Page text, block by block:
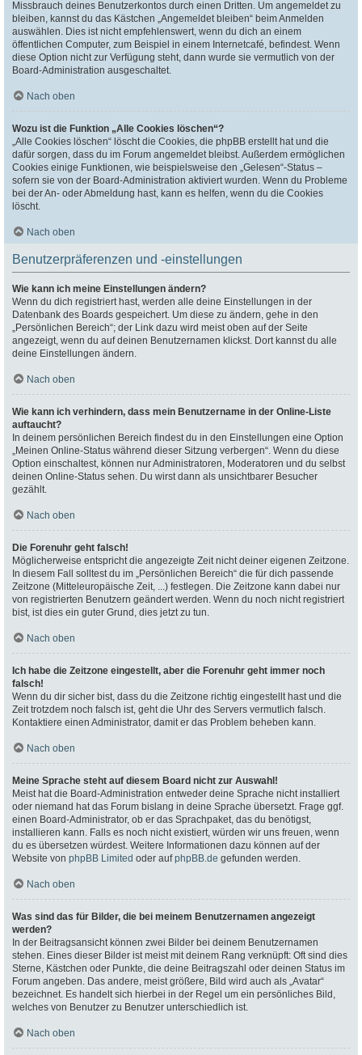
Missbrauch deines Benutzerkontos durch einen Dritten. Um angemeldet zu
bleiben, kannst du das Kästchen „Angemeldet bleiben“ beim Anmelden
auswählen. Dies ist nicht empfehlenswert, wenn du dich an einem
öffentlichen Computer, zum Beispiel in einem Internetcafé, befindest. Wenn
diese Option nicht zur Verfügung steht, dann wurde sie vermutlich von der
Board-Administration ausgeschaltet.
Nach oben
Wozu ist die Funktion „Alle Cookies löschen“?
„Alle Cookies löschen“ löscht die Cookies, die phpBB erstellt hat und die
dafür sorgen, dass du im Forum angemeldet bleibst. Außerdem ermöglichen
Cookies einige Funktionen, wie beispielsweise den „Gelesen“-Status –
sofern sie von der Board-Administration aktiviert wurden. Wenn du Probleme
bei der An- oder Abmeldung hast, kann es helfen, wenn du die Cookies
löscht.
Nach oben
Benutzerpräferenzen und -einstellungen
Wie kann ich meine Einstellungen ändern?
Wenn du dich registriert hast, werden alle deine Einstellungen in der
Datenbank des Boards gespeichert. Um diese zu ändern, gehe in den
„Persönlichen Bereich“; der Link dazu wird meist oben auf der Seite
angezeigt, wenn du auf deinen Benutzernamen klickst. Dort kannst du alle
deine Einstellungen ändern.
Nach oben
Wie kann ich verhindern, dass mein Benutzername in der Online-Liste
auftaucht?
In deinem persönlichen Bereich findest du in den Einstellungen eine Option
„Meinen Online-Status während dieser Sitzung verbergen“. Wenn du diese
Option einschaltest, können nur Administratoren, Moderatoren und du selbst
deinen Online-Status sehen. Du wirst dann als unsichtbarer Besucher
gezählt.
Nach oben
Die Forenuhr geht falsch!
Möglicherweise entspricht die angezeigte Zeit nicht deiner eigenen Zeitzone.
In diesem Fall solltest du im „Persönlichen Bereich“ die für dich passende
Zeitzone (Mitteleuropäische Zeit, ...) festlegen. Die Zeitzone kann dabei nur
von registrierten Benutzern geändert werden. Wenn du noch nicht registriert
bist, ist dies ein guter Grund, dies jetzt zu tun.
Nach oben
Ich habe die Zeitzone eingestellt, aber die Forenuhr geht immer noch
falsch!
Wenn du dir sicher bist, dass du die Zeitzone richtig eingestellt hast und die
Zeit trotzdem noch falsch ist, geht die Uhr des Servers vermutlich falsch.
Kontaktiere einen Administrator, damit er das Problem beheben kann.
Nach oben
Meine Sprache steht auf diesem Board nicht zur Auswahl!
Meist hat die Board-Administration entweder deine Sprache nicht installiert
oder niemand hat das Forum bislang in deine Sprache übersetzt. Frage ggf.
einen Board-Administrator, ob er das Sprachpaket, das du benötigst,
installieren kann. Falls es noch nicht existiert, würden wir uns freuen, wenn
du es übersetzen würdest. Weitere Informationen dazu können auf der
Website von phpBB Limited oder aufphpBB.de gefunden werden.
Nach oben
Was sind das für Bilder, die bei meinem Benutzernamen angezeigt
werden?
In der Beitragsansicht können zwei Bilder bei deinem Benutzernamen
stehen. Eines dieser Bilder ist meist mit deinem Rang verknüpft: Oft sind dies
Sterne, Kästchen oder Punkte, die deine Beitragszahl oder deinen Status im
Forum angeben. Das andere, meist größere, Bild wird auch als „Avatar“
bezeichnet. Es handelt sich hierbei in der Regel um ein persönliches Bild,
welches von Benutzer zu Benutzer unterschiedlich ist.
Nach oben